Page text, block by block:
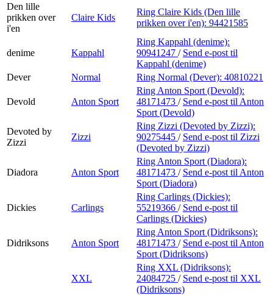
Den lille
prikken over
i'en
Claire Kids
Ring Claire Kids (Den lille
prikken over i'en): 94421585
denime Kappahl
Ring Kappahl (denime):
90941247 / Send e-post til
Kappahl (denime)
Dever
Normal Ring Normal (Dever): 40810221
Devold Anton Sport
Ring Anton Sport (Devold):
48171473 / Send e-post til Anton
Sport (Devold)
Devoted by
Zizzi
Zizzi
Ring Zizzi (Devoted by Zizzi):
90275445 / Send e-post til Zizzi
(Devoted by Zizzi)
Diadora Anton Sport
Ring Anton Sport (Diadora):
48171473 / Send e-post til Anton
Sport (Diadora)
Dickies Carlings
Ring Carlings (Dickies):
55219366 / Send e-post til
Carlings (Dickies)
Didriksons Anton Sport
Ring Anton Sport (Didriksons):
48171473 / Send e-post til Anton
Sport (Didriksons)
XXL
Ring XXL (Didriksons):
24084725 / Send e-post til XXL
(Didriksons)